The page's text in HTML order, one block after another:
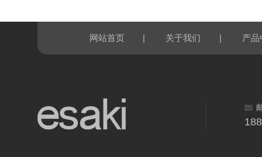
网站首页 | 关于我们 | 产品